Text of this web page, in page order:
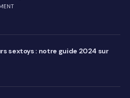
sextoys : notre guide 2024 sur